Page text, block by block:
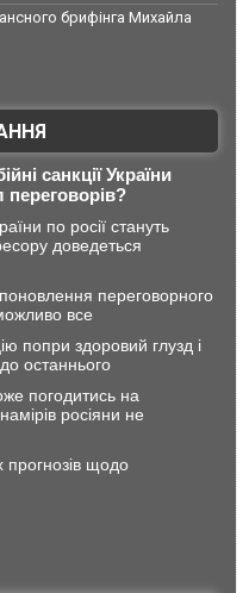
брифінга Михайла
санкції України
переговорів?
по росії стануть
доведеться
переговорного
все
попри здоровий глузд і
останнього
погодитись на
росіяни не
щодо